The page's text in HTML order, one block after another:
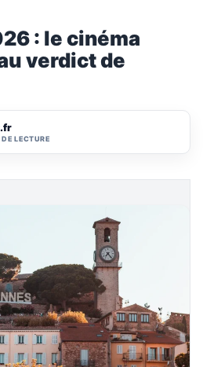
: le cinéma
verdict de
LECTURE